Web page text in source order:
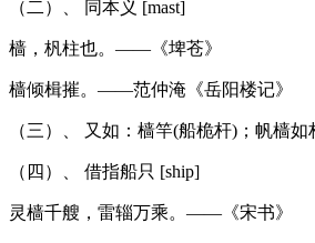
（二）、 同本义 [mast]
樯，杋柱也。——《埤苍》
樯倾楫摧。——范仲淹《岳阳楼记》
（三）、 又如：樯竿(船桅杆)；帆樯如
（四）、 借指船只 [ship]
灵樯千艘，雷辎万乘。——《宋书》